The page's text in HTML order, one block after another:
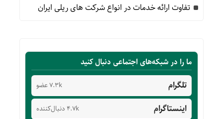
تفاوت ارائه خدمات در انواع شرکت های ریلی ایران
ما را در شبکه‌های اجتماعی دنبال کنید
تلگرام 7.3k عضو
اینستاگرام 4.7k دنبال‌کننده